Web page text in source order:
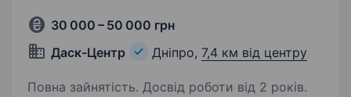
30 000 – 50 000 грн
Даск-Центр
Дніпро, 7,4 км від центру
Повна зайнятість. Досвід роботи від 2 років.